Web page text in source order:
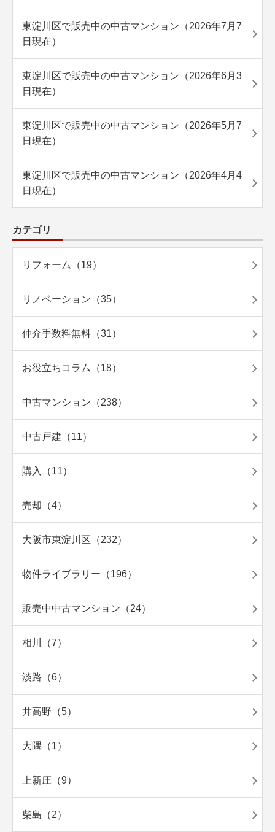
東淀川区で販売中の中古マンション（2026年7月7
日現在）
東淀川区で販売中の中古マンション（2026年6月3
日現在）
東淀川区で販売中の中古マンション（2026年5月7
日現在）
東淀川区で販売中の中古マンション（2026年4月4
日現在）
カテゴリ
リフォーム（19）
リノベーション（35）
仲介手数料無料（31）
お役立ちコラム（18）
中古マンション（238）
中古戸建（11）
購入（11）
売却（4）
大阪市東淀川区（232）
物件ライブラリー（196）
販売中中古マンション（24）
相川（7）
淡路（6）
井高野（5）
大隅（1）
上新庄（9）
柴島（2）